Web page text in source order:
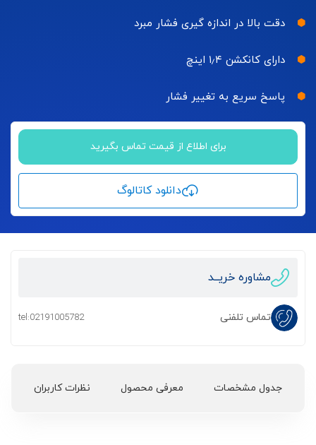
دقت بالا در اندازه گیری فشار مبرد
دارای کانکشن ۱٫۴ اینچ
پاسخ سریع به تغییر فشار
برای اطلاع از قیمت تماس بگیرید
دانلود کاتالوگ
مشاوره خریــد
تماس تلفنی tel:02191005782
جدول مشخصات معرفی محصول نظرات کاربران